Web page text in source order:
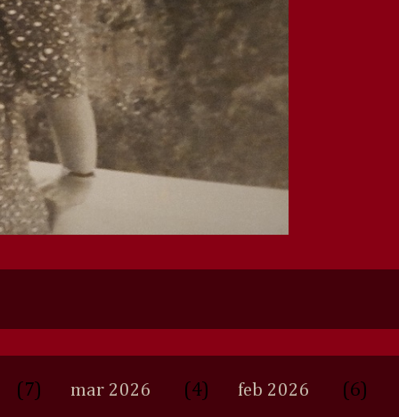
(7) mar 2026 (4) feb 2026 (6)